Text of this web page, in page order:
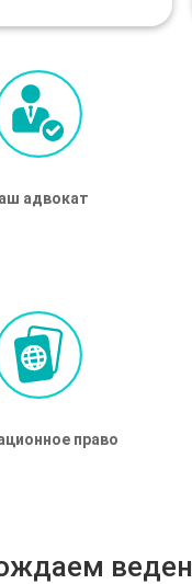
адвокат
адвокат
право
право